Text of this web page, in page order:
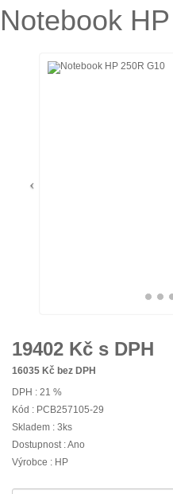
Notebook
19402 Kč s DPH
16035 Kč bez DPH
DPH : 21 %
Kód : PCB257105-29
Skladem : 3ks
Dostupnost : Ano
Výrobce : HP